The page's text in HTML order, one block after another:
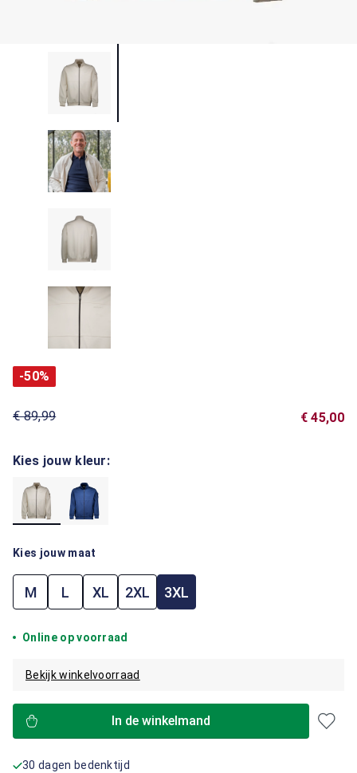
-50%
€ 89,99 € 45,00
Kies jouw kleur:
Kies jouw maat
M L XL 2XL 3XL
Online op voorraad
Bekijk winkelvoorraad
In de winkelmand
30 dagen bedenktijd